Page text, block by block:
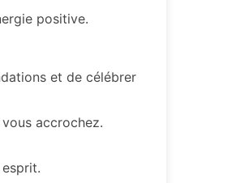
positive.
et de célébrer
accrochez.